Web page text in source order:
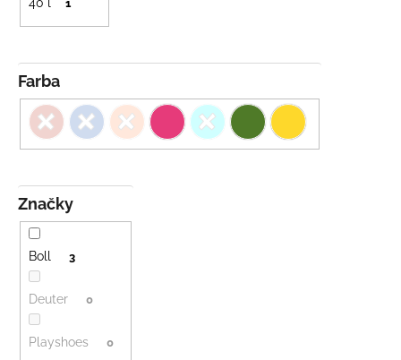
Značky
Boll 3
Deuter 0
Playshoes 0
Farba
40 l 1